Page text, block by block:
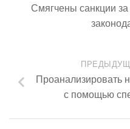
Смягчены санкции
Проанализировать
с помощью